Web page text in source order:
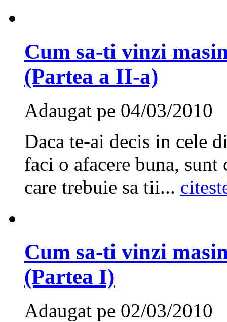
Cum sa-ti vinzi
(Partea a II-a)
Adaugat pe 04/03/2010
Daca te-ai decis in cele
faci o afacere buna,
care trebuie sa tii...
Cum sa-ti vinzi
(Partea I)
Adaugat pe 02/03/2010